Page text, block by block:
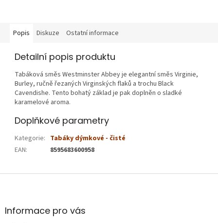
Popis Diskuze Ostatní informace
Detailní popis produktu
Tabáková směs Westminster Abbey je elegantní směs Virginie,
Burley, ručně řezaných Virginských flaků a trochu Black
Cavendishe. Tento bohatý základ je pak doplněn o sladké
karamelové aroma.
Doplňkové parametry
Kategorie: Tabáky dýmkové - čisté
EAN: 8595683600958
Z
aInformace pro vás